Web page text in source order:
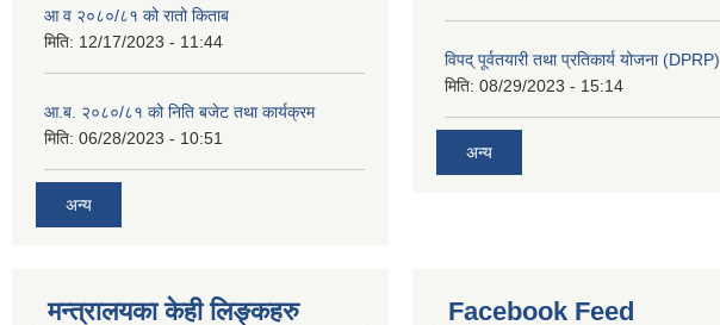
आ व २०८०/८१ को रातो किताब
मिति: 12/17/2023 - 11:44
आ.ब. २०८०/८१ को निति बजेट तथा कार्यक्रम
मिति: 06/28/2023 - 10:51
अन्य
विपद् पूर्वतयारी तथा प्रतिकार्य योजना (DPRP)
मिति: 08/29/2023 - 15:14
अन्य
मन्त्रालयका केही लिङ्कहरु Facebook Feed